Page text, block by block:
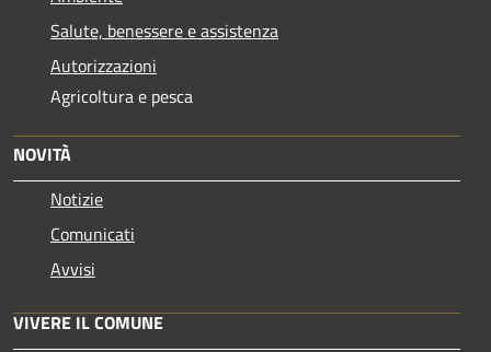
Salute, benessere e assistenza
Autorizzazioni
Agricoltura e pesca
NOVITÀ
Notizie
Comunicati
Avvisi
VIVERE IL COMUNE